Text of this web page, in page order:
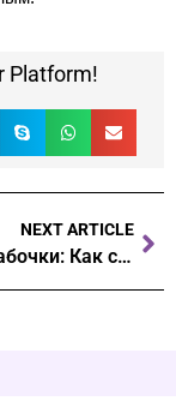
Platform!
NEXT ARTICLE
Ночные бабочки: Как странные комплименты создают уникальный мир интимного досуга